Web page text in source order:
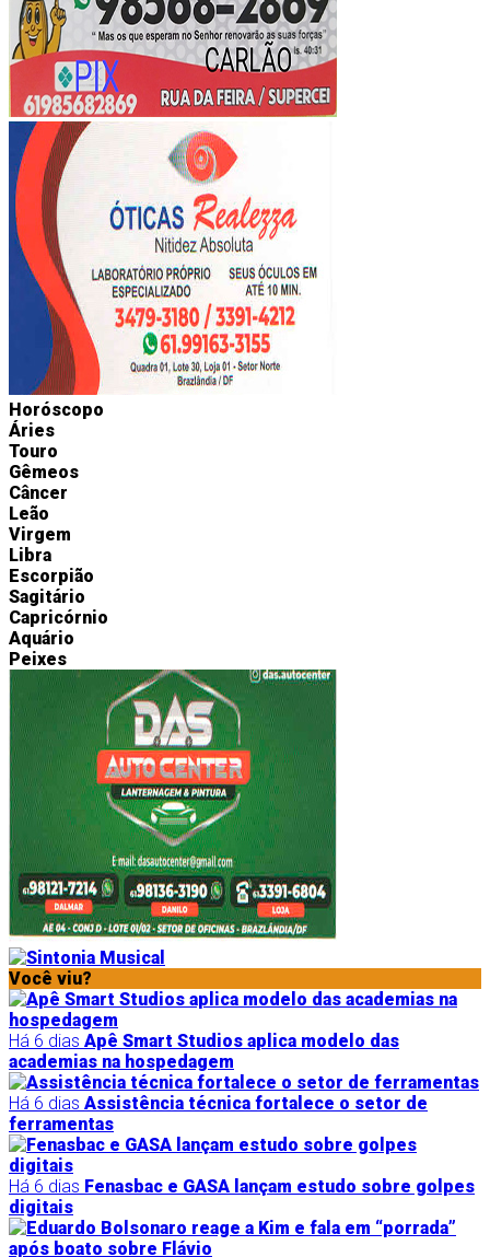
Horóscopo
Áries
Touro
Gêmeos
Câncer
Leão
Virgem
Libra
Escorpião
Sagitário
Capricórnio
Aquário
Peixes
Você viu?
Há 6 dias Apê Smart Studios aplica modelo das
academias na hospedagem
Há 6 dias Assistência técnica fortalece o setor de
ferramentas
Há 6 dias Fenasbac e GASA lançam estudo sobre golpes
digitais